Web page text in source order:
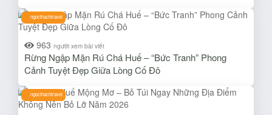
ngocthachtravel
963 người xem bài viết
Rừng Ngập Mặn Rú Chá Huế – “Bức Tranh” Phong
Cảnh Tuyệt Đẹp Giữa Lòng Cố Đô
ngocthachtravel